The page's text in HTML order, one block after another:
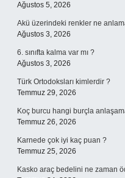
Ağustos 5, 2026
Akü üzerindeki renkler ne
Ağustos 3, 2026
6. sınıfta kalma var mı ?
Ağustos 3, 2026
Türk Ortodoksları kimlerdir ?
Temmuz 29, 2026
Koç burcu hangi burçla
Temmuz 26, 2026
Karnede çok iyi kaç puan ?
Temmuz 25, 2026
Kasko araç bedelini ne zaman